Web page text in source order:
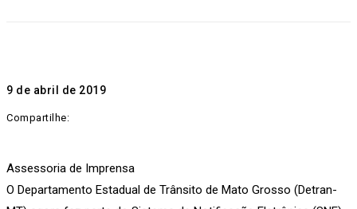
9 de abril de 2019
Compartilhe:
Assessoria de Imprensa
O Departamento Estadual de Trânsito de Mato Grosso (Detran-